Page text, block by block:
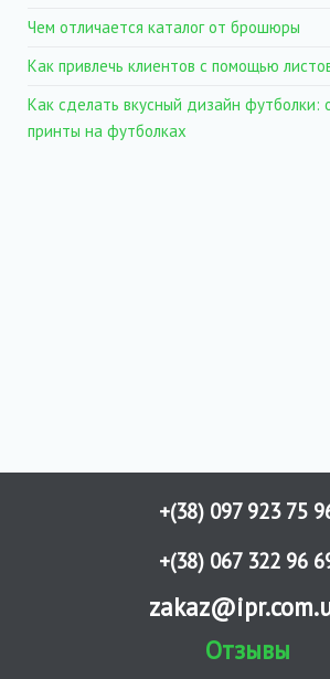
Чем отличается каталог от брошюры
Как привлечь клиентов с помощью
Как сделать вкусный дизайн футболки:
принты на футболках
+(38) 097 923 75
+(38) 067 322 96
Отзывы